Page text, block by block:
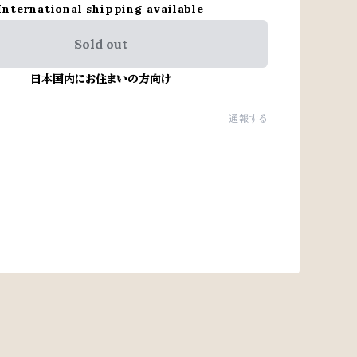
shipping available
Sold out
日本国内にお住まいの方向け
通報する